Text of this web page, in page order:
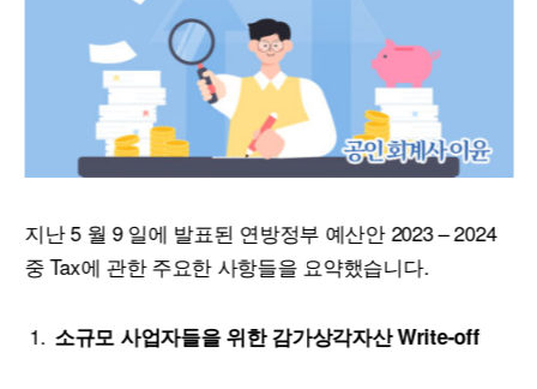
지난 5 월 9 일에 발표된 연방정부 예산안 2023 – 2024
중 Tax에 관한 주요한 사항들을 요약했습니다.
소규모사업자들을 위한 감가상각자산Write-off